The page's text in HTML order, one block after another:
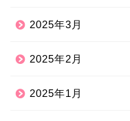
2025年3月
2025年2月
2025年1月